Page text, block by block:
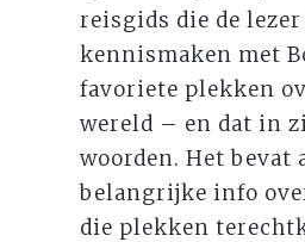
reisgids die de
kennismaken met
favoriete plekken
wereld – en dat in
woorden. Het bevat
belangrijke info
die plekken